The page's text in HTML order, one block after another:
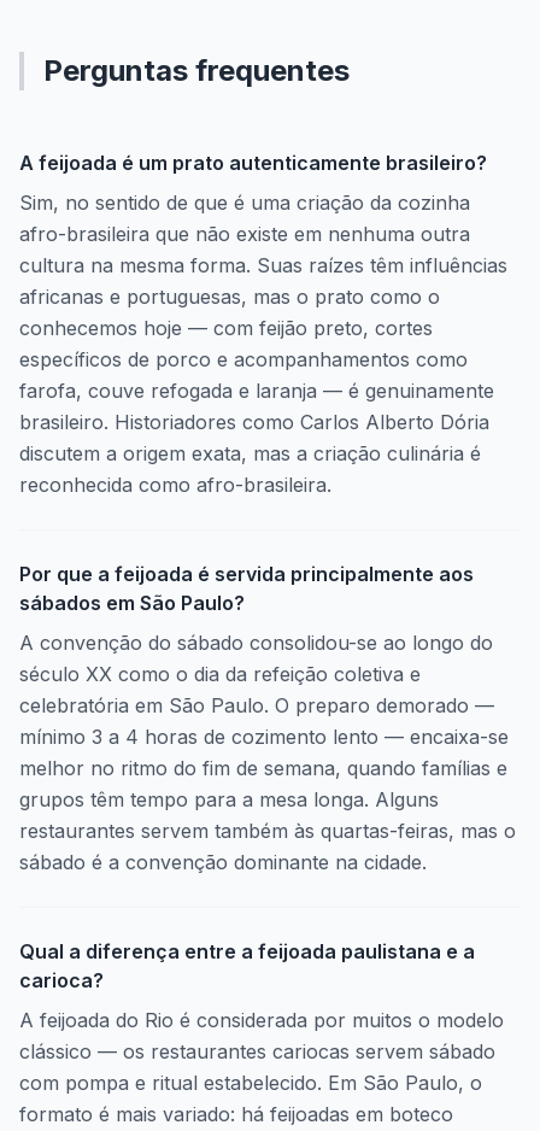
Perguntas frequentes
A feijoada é um prato autenticamente brasileiro?
Sim, no sentido de que é uma criação da cozinha
afro-brasileira que não existe em nenhuma outra
cultura na mesma forma. Suas raízes têm influências
africanas e portuguesas, mas o prato como o
conhecemos hoje — com feijão preto, cortes
específicos de porco e acompanhamentos como
farofa, couve refogada e laranja — é genuinamente
brasileiro. Historiadores como Carlos Alberto Dória
discutem a origem exata, mas a criação culinária é
reconhecida como afro-brasileira.
Por que a feijoada é servida principalmente aos
sábados em São Paulo?
A convenção do sábado consolidou-se ao longo do
século XX como o dia da refeição coletiva e
celebratória em São Paulo. O preparo demorado —
mínimo 3 a 4 horas de cozimento lento — encaixa-se
melhor no ritmo do fim de semana, quando famílias e
grupos têm tempo para a mesa longa. Alguns
restaurantes servem também às quartas-feiras, mas o
sábado é a convenção dominante na cidade.
Qual a diferença entre a feijoada paulistana e a
carioca?
A feijoada do Rio é considerada por muitos o modelo
clássico — os restaurantes cariocas servem sábado
com pompa e ritual estabelecido. Em São Paulo, o
formato é mais variado: há feijoadas em boteco